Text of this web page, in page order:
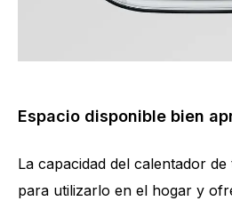
Espacio disponible bien
La capacidad del calentador
para utilizarlo en el hogar y